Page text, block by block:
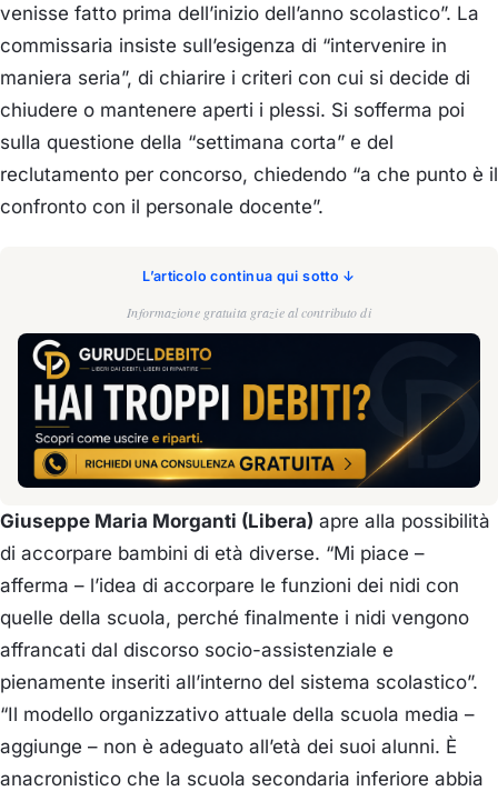
venisse fatto prima dell’inizio dell’anno scolastico”. La
commissaria insiste sull’esigenza di “intervenire in
maniera seria”, di chiarire i criteri con cui si decide di
chiudere o mantenere aperti i plessi. Si sofferma poi
sulla questione della “settimana corta” e del
reclutamento per concorso, chiedendo “a che punto è il
confronto con il personale docente”.
L’articolo continua qui sotto ↓
Informazione gratuita grazie al contributo di
Giuseppe Maria Morganti (Libera) apre alla possibilità
di accorpare bambini di età diverse. “Mi piace –
afferma – l’idea di accorpare le funzioni dei nidi con
quelle della scuola, perché finalmente i nidi vengono
affrancati dal discorso socio-assistenziale e
pienamente inseriti all’interno del sistema scolastico”.
“Il modello organizzativo attuale della scuola media –
aggiunge – non è adeguato all’età dei suoi alunni. È
anacronistico che la scuola secondaria inferiore abbia